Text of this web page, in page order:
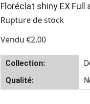
Floréclat shiny EX
Rupture de stock
Vendu €2.00
Collection:
Qualité: